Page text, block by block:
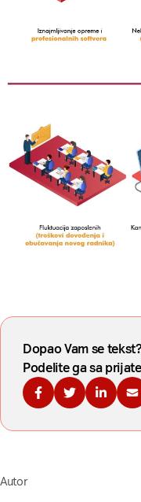
Dopao Vam se
Podelite ga sa
Podelite naPodelite na
Autor